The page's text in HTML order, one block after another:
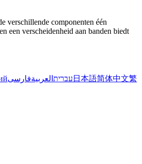
verschillende componenten één
een verscheidenheid aan banden biedt
עברית العربيةفارسی 日本語简体中文繁